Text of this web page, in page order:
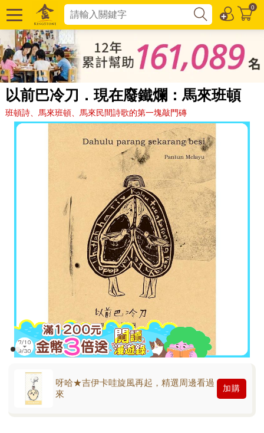
0
以前巴冷刀．現在廢鐵爛：馬來班頓
班頓詩、馬來班頓、馬來民間詩歌的第一塊敲門磚
呀哈★吉伊卡哇旋風再起，精選周邊看過
來
加購